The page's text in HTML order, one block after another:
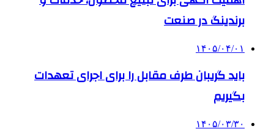
برندینگ در صنعت
۱۴۰۵/۰۴/۰۱
باید گریبان طرف مقابل را برای اجرای تعهدات
بگیریم
۱۴۰۵/۰۳/۳۰